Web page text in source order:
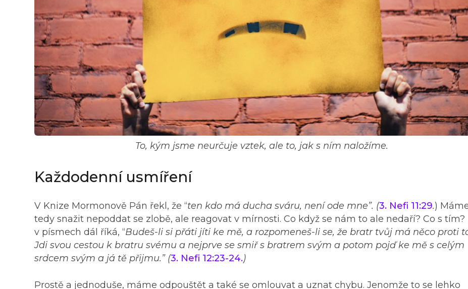
To, kým jsme neurčuje vztek, ale to, jak s ním naložíme.
Každodenní usmíření
V Knize Mormonově Pán řekl, že “ten kdo má ducha sváru, není ode mne”. (3. Nefi 11:29.)
tedy snažit nepoddat se zlobě, ale reagovat v mírnosti. Co když se nám to ale nedaří? Co s tím?
v písmech dál říká, “Budeš-li si přáti jíti ke mě, a rozpomeneš-li se, že bratr tvůj má něco proti
Jdi svou cestou k bratru svému a nejprve se smiř s bratrem svým a potom pojď ke mě s celým
srdcem svým a já tě přijmu.” (3. Nefi 12:23-24.)
Prostě a jednoduše, máme odpouštět a také se omlouvat a uznat chybu. Jenomže to se lehko